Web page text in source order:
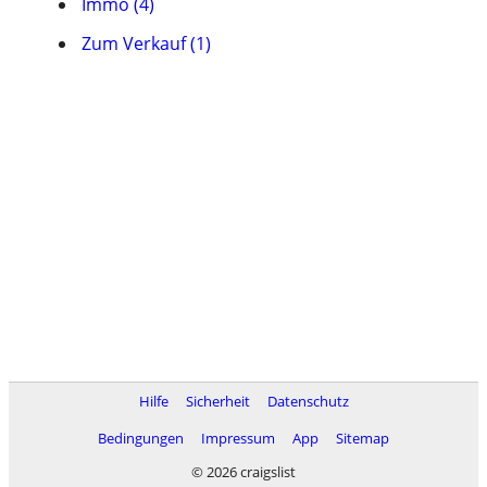
Zum Verkauf (1)
Hilfe Sicherheit
Datenschutz
Bedingungen
Impressum App
Sitemap
© 2026 craigslist